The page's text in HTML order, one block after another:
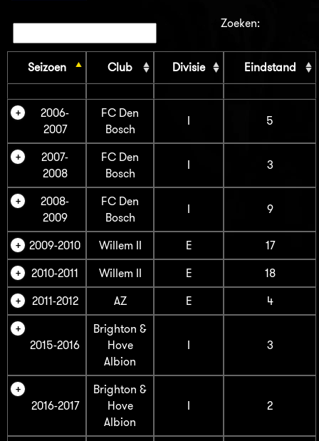
Zoeken:
Seizoen Club Divisie Eindstand
2006-
2007
FC Den
Bosch
I 5
2007-
2008
FC Den
Bosch
I 3
2008-
2009
FC Den
Bosch
I 9
2009-2010 Willem II E 17
2010-2011 Willem II E 18
2011-2012 AZ E 4
2015-2016
Brighton &
Hove
Albion
I 3
2016-2017
Brighton &
Hove
Albion
I 2